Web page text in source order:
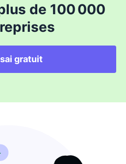
de 100 000
gratuit